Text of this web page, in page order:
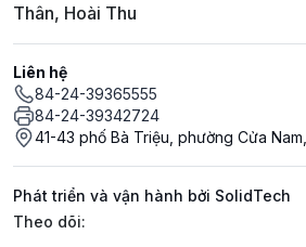
Thân, Hoài Thu
Liên hệ
84-24-39365555
84-24-39342724
41-43 phố Bà Triệu, phường Cửa
Phát triển và vận hành bởi SolidTech
Mạng xã hội
Theo dõi: